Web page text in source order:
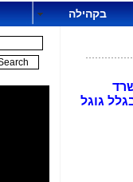
בקהילה
גוגל